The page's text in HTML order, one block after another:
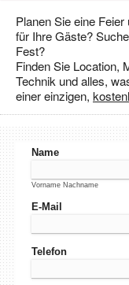
Planen Sie eine
für Ihre Gäste?
Fest?
Finden Sie Location,
Technik und alles,
einer einzigen,
Name
Vorname Nachname
E-Mail
Telefon